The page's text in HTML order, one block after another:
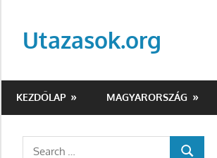
contentUtazasok.org
KEZDŐLAP MAGYARORSZÁG